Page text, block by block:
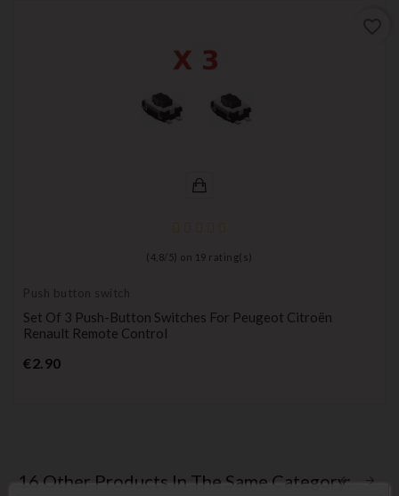
( 4,8/ 5) on 19 rating(s)
Push button switch
Set Of 3 Push-Button Switches For Peugeot Citroën
Renault Remote Control
€2.90Price
16 Other Products In The Same Category: